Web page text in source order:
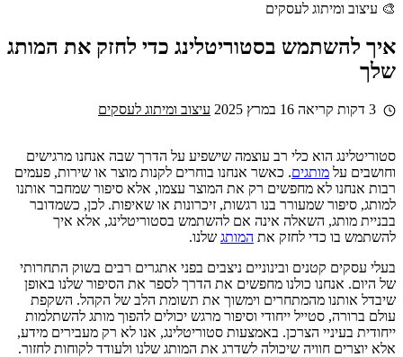
🎨 עיצוב ומיתוג לעסקים
איך להשתמש בסטוריטלינג כדי לחזק את המותג
שלך
16 במרץ 2025 עיצוב ומיתוג לעסקים
סטוריטלינג הוא כלי רב עוצמה שישפיע על הדרך שבה אנחנו מרגישים
וחושבים על מותגים. כאשר אנחנו בוחרים לקנות מוצר או שירות, פעמים
רבות אנחנו לא מחפשים רק את המוצר עצמו, אלא סיפור שמחבר אותנו
למותג, סיפור שמעורר בנו רגשות, זיכרונות או שאיפות. לכן, כשמדובר
בבניית מותג, השאלה אינה אם להשתמש בסטוריטלינג, אלא איך
להשתמש בו כדי לחזק את המותג שלנו.
בעלי עסקים קטנים ובינוניים ניצבים בפני אתגרים רבים בשוק התחרותי
של היום. אנחנו כולנו מחפשים את הדרך לספר את הסיפור שלנו באופן
שיבדל אותנו מהמתחרים וימשוך את תשומת הלב של הקהל. השקפת
עולם ברורה, סטייל ייחודי וסיפור מרגש יכולים להפוך מותג להשתלמות
ייחודית בעיניי הצרכן. באמצעות סטוריטלינג, אנו לא רק מעבירים מידע,
אלא יוצרים חוויה שיכולה לשדרג את המותג שלנו ולעודד לקוחות לחזור.